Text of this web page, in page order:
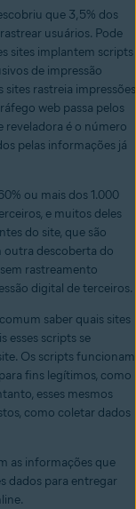
que 3,5% dos
usuários. Pode
sites implantem scripts
de impressão
rastreia impressões
web passa pelos
reveladora é o número
pelas informações já
ou mais dos 1.000
e muitos deles
do site, que são
outra descoberta do
rastreamento
digital de terceiros.
saber quais sites
esses scripts se
Os scripts funcionam
fins legítimos, como
esses mesmos
como coletar dados
as informações que
dados para entregar